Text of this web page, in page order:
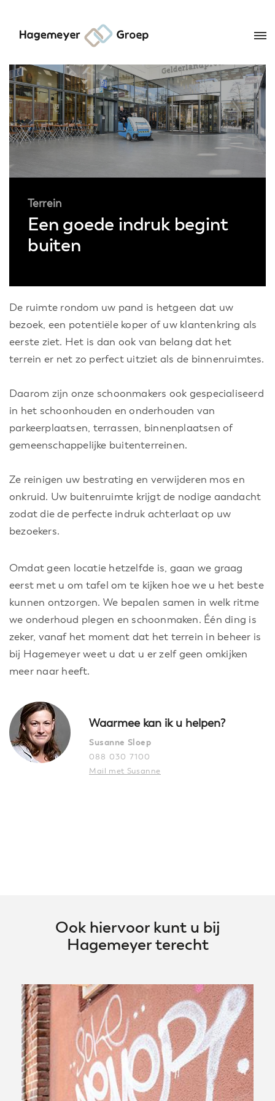
Terrein
Een goede indruk begint
buiten
De ruimte rondom uw pand is hetgeen dat uw
bezoek, een potentiële koper of uw klantenkring als
eerste ziet. Het is dan ook van belang dat het
terrein er net zo perfect uitziet als de binnenruimtes.
Daarom zijn onze schoonmakers ook gespecialiseerd
in het schoonhouden en onderhouden van
parkeerplaatsen, terrassen, binnenplaatsen of
gemeenschappelijke buitenterreinen.
Ze reinigen uw bestrating en verwijderen mos en
onkruid. Uw buitenruimte krijgt de nodige aandacht
zodat die de perfecte indruk achterlaat op uw
bezoekers.
Omdat geen locatie hetzelfde is, gaan we graag
eerst met u om tafel om te kijken hoe we u het beste
kunnen ontzorgen. We bepalen samen in welk ritme
we onderhoud plegen en schoonmaken. Één ding is
zeker, vanaf het moment dat het terrein in beheer is
bij Hagemeyer weet u dat u er zelf geen omkijken
meer naar heeft.
Waarmee kan ik u helpen?
Susanne Sloep
088 030 7100
Mail met Susanne
Ook hiervoor kunt u bij
Hagemeyer terecht